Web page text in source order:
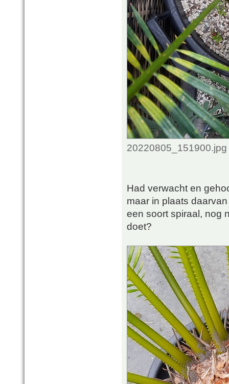
Had verwacht en
maar in plaats
een soort spiraal, nog
doet?